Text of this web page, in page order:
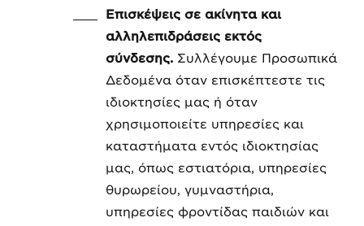
Επισκέψεις σε ακίνητα και
αλληλεπιδράσεις εκτός
σύνδεσης. Συλλέγουμε Προσωπικά
Δεδομένα όταν επισκέπτεστε τις
ιδιοκτησίες μας ή όταν
χρησιμοποιείτε υπηρεσίες και
καταστήματα εντός ιδιοκτησίας
μας, όπως εστιατόρια, υπηρεσίες
θυρωρείου, γυμναστήρια,
υπηρεσίες φροντίδας παιδιών και